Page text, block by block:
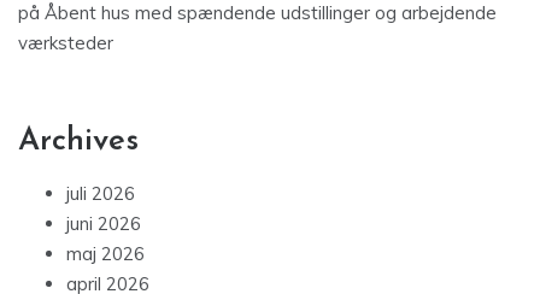
på Åbent hus med spændende udstillinger og arbejdende
værksteder
Archives
juli 2026
juni 2026
maj 2026
april 2026